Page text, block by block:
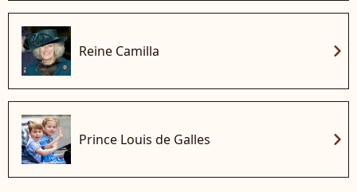
Reine Camilla chevron_right
Prince Louis de Galles chevron_right